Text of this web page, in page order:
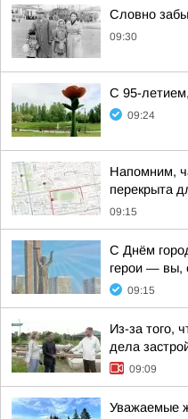
Словно
09:30
С 95-
09:24
Напомним,
перекрыта
09:15
С Днём
герои — вы,
09:15
Из-за того,
дела
09:09
Уважаемые